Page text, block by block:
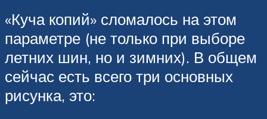
«Куча копий» сломалось на этом
параметре (не только при выборе
летних шин, но и зимних). В общем
сейчас есть всего три основных
рисунка, это: